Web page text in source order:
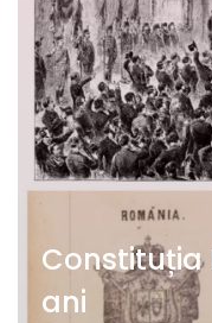
Constituția
ani